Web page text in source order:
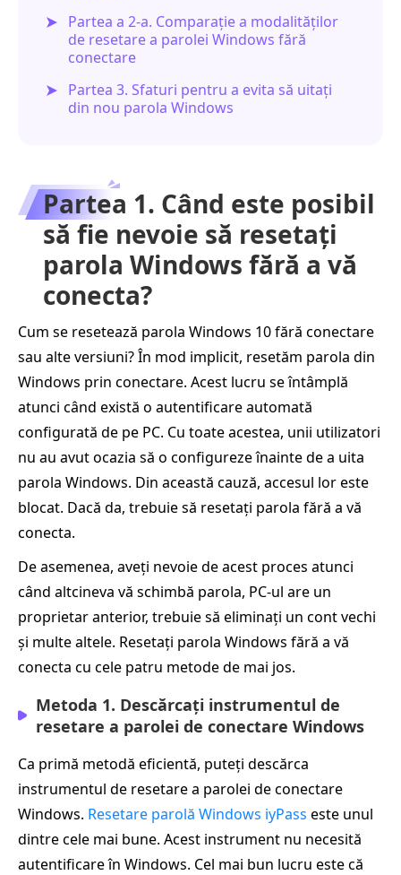
Partea a 2-a. Comparație a modalităților
de resetare a parolei Windows fără
conectare
Partea 3. Sfaturi pentru a evita să uitați
din nou parola Windows
Partea 1. Când este posibil
să fie nevoie să resetați
parola Windows fără a vă
conecta?
Cum se resetează parola Windows 10 fără conectare
sau alte versiuni? În mod implicit, resetăm parola din
Windows prin conectare. Acest lucru se întâmplă
atunci când există o autentificare automată
configurată de pe PC. Cu toate acestea, unii utilizatori
nu au avut ocazia să o configureze înainte de a uita
parola Windows. Din această cauză, accesul lor este
blocat. Dacă da, trebuie să resetați parola fără a vă
conecta.
De asemenea, aveți nevoie de acest proces atunci
când altcineva vă schimbă parola, PC-ul are un
proprietar anterior, trebuie să eliminați un cont vechi
și multe altele. Resetați parola Windows fără a vă
conecta cu cele patru metode de mai jos.
Metoda 1. Descărcați instrumentul de
resetare a parolei de conectare Windows
Ca primă metodă eficientă, puteți descărca
instrumentul de resetare a parolei de conectare
Windows. Resetare parolă Windows iyPass este unul
dintre cele mai bune. Acest instrument nu necesită
autentificare în Windows. Cel mai bun lucru este că